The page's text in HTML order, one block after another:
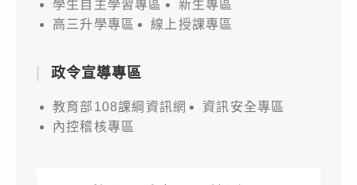
學生自主學習專區
新生專區
高三升學專區
線上授課專區
政令宣導專區
教育部108課綱資訊網
資訊安全專區
內控稽核專區